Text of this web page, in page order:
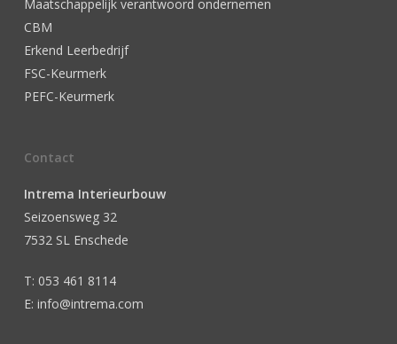
Maatschappelijk verantwoord ondernemen
CBM
Erkend Leerbedrijf
FSC-Keurmerk
PEFC-Keurmerk
Contact
Intrema Interieurbouw
Seizoensweg 32
7532 SL Enschede
T: 053 461 8114
E: info@intrema.com